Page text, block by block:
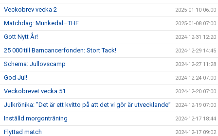
Veckobrev vecka 2 2025-01-10 06:00
Matchdag: Munkedal–THF 2025-01-08 07:00
Gott Nytt År! 2024-12-31 12:20
25 000 till Barncancerfonden: Stort Tack! 2024-12-29 14:45
Schema: Jullovscamp 2024-12-27 11:28
God Jul! 2024-12-24 07:00
Veckobrevet vecka 51 2024-12-20 07:00
Julkrönika: ”Det är ett kvitto på att det vi gör är utvecklande” 2024-12-19 07:00
Inställd morgonträning 2024-12-17 18:44
Flyttad match 2024-12-17 09:02